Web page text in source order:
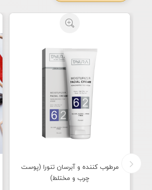
مرطوب کننده و آبرسان تنورا (پوست
چرب و مختلط)